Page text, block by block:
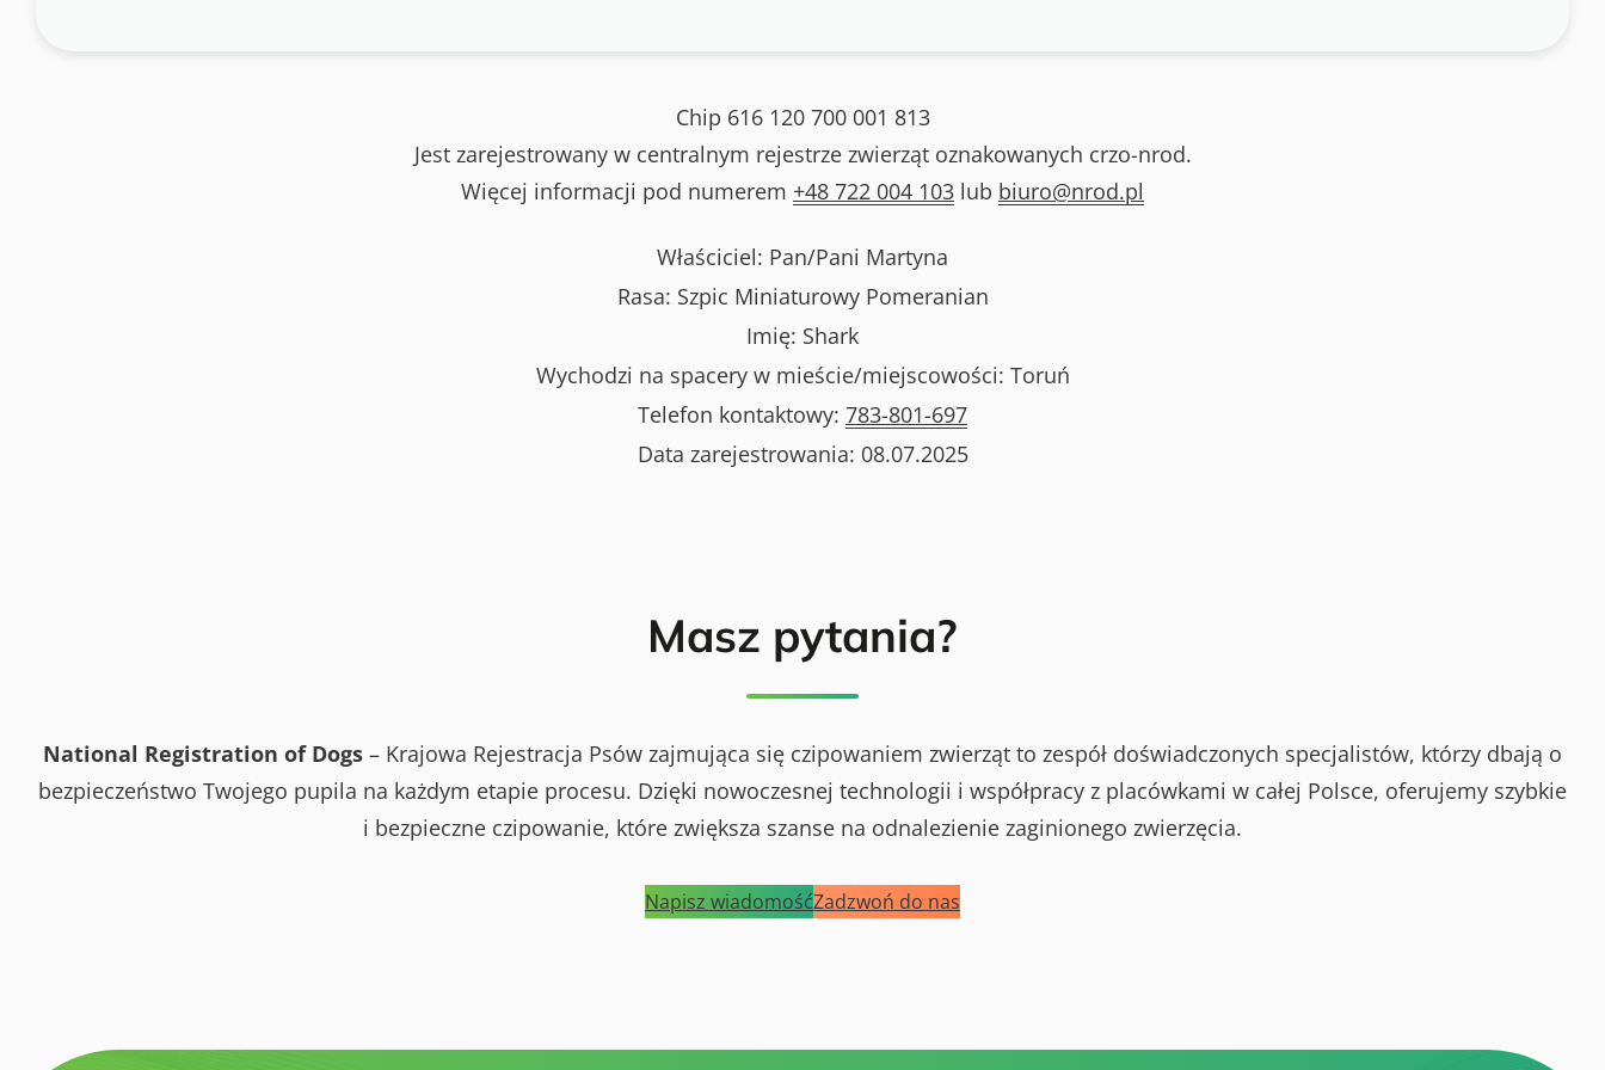
Chip 616 120 700 001 813
Jest zarejestrowany w centralnym rejestrze zwierząt oznakowanych crzo-nrod.
Więcej informacji pod numerem +48 722 004 103 lub biuro@nrod.pl
Właściciel: Pan/Pani Martyna
Rasa: Szpic Miniaturowy Pomeranian
Imię: Shark
Wychodzi na spacery w mieście/miejscowości: Toruń
Telefon kontaktowy: 783-801-697
Data zarejestrowania: 08.07.2025
Masz pytania?
National Registration of Dogs – Krajowa Rejestracja Psów zajmująca się czipowaniem zwierząt to zespół doświadczonych specjalistów, którzy dbają o
bezpieczeństwo Twojego pupila na każdym etapie procesu. Dzięki nowoczesnej technologii i współpracy z placówkami w całej Polsce, oferujemy szybkie
i bezpieczne czipowanie, które zwiększa szanse na odnalezienie zaginionego zwierzęcia.
Napisz wiadomośćZadzwoń do nas